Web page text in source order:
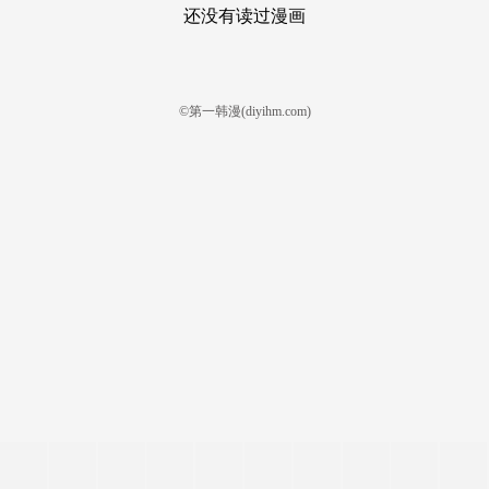
还没有读过漫画
©第一韩漫(diyihm.com)